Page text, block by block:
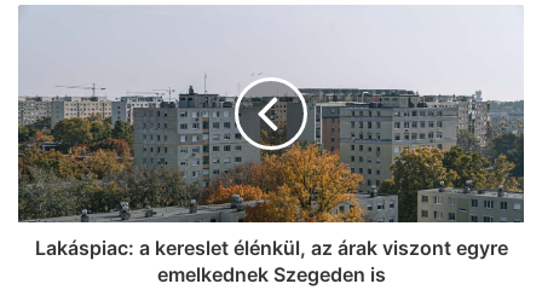
Lakáspiac: a kereslet élénkül, az árak viszont egyre
emelkednek Szegeden is